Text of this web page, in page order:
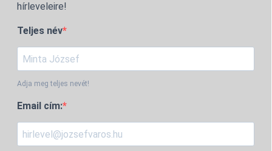
hírleveleire!
Teljes név
Adja meg teljes nevét!
Email cím: